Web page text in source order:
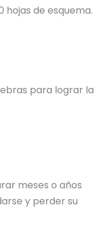
hojas de esquema.
para lograr la
meses o años
y perder su